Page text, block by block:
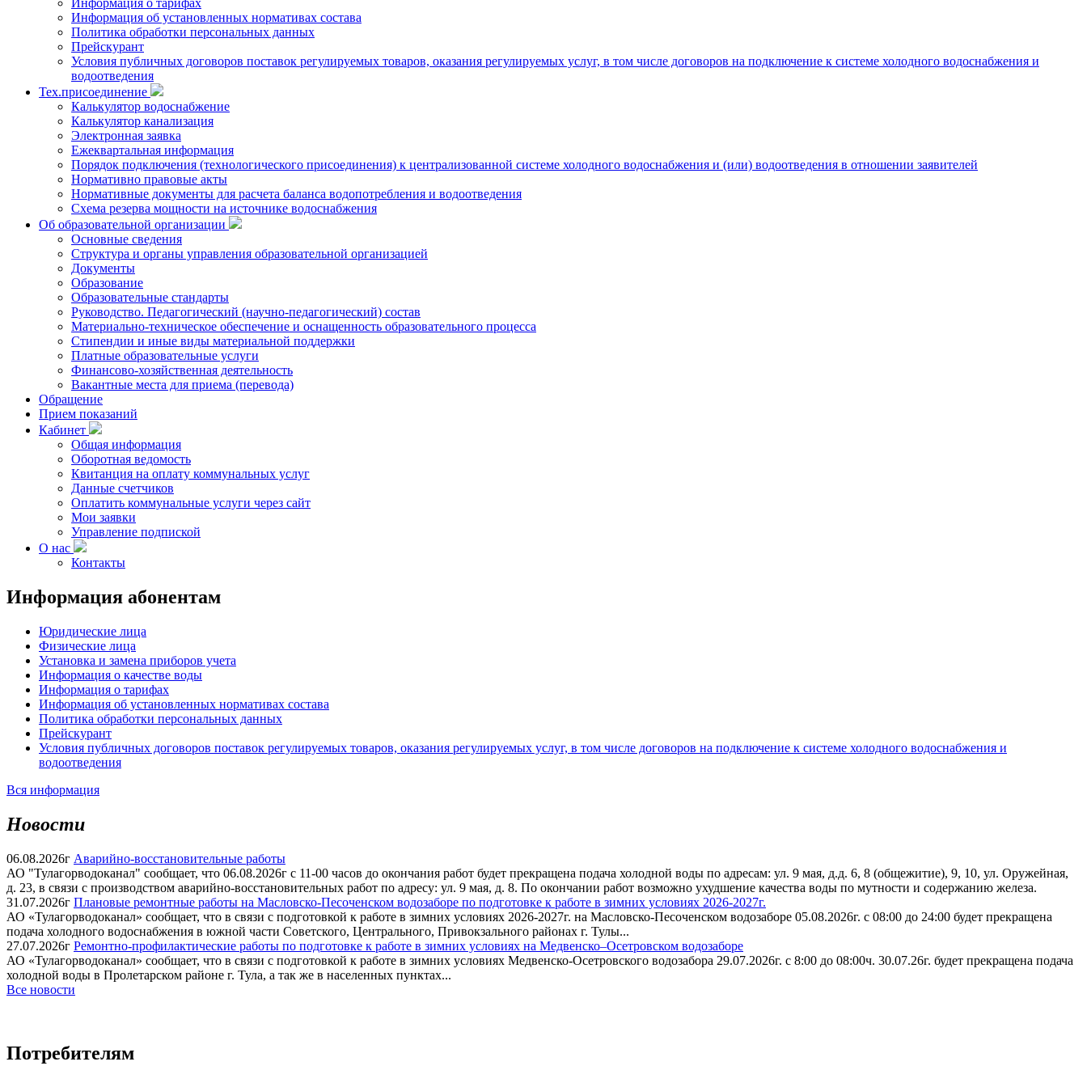
Информация о тарифах
Информация об установленных нормативах состава
Политика обработки персональных данных
Прейскурант
Условия публичных договоров поставок регулируемых товаров, оказания регулируемых услуг, в том числе договоров на подключение к системе холодного водоснабжения и
водоотведения
Тех.присоединение
Калькулятор водоснабжение
Калькулятор канализация
Электронная заявка
Ежеквартальная информация
Порядок подключения (технологического присоединения) к централизованной системе холодного водоснабжения и (или) водоотведения в отношении заявителей
Нормативно правовые акты
Нормативные документы для расчета баланса водопотребления и водоотведения
Схема резерва мощности на источнике водоснабжения
Об образовательной организации
Основные сведения
Структура и органы управления образовательной организацией
Документы
Образование
Образовательные стандарты
Руководство. Педагогический (научно-педагогический) состав
Материально-техническое обеспечение и оснащенность образовательного процесса
Стипендии и иные виды материальной поддержки
Платные образовательные услуги
Финансово-хозяйственная деятельность
Вакантные места для приема (перевода)
Обращение
Прием показаний
Кабинет
Общая информация
Оборотная ведомость
Квитанция на оплату коммунальных услуг
Данные счетчиков
Оплатить коммунальные услуги через сайт
Мои заявки
Управление подпиской
О нас
Контакты
Информация абонентам
Юридические лица
Физические лица
Установка и замена приборов учета
Информация о качестве воды
Информация о тарифах
Информация об установленных нормативах состава
Политика обработки персональных данных
Прейскурант
Условия публичных договоров поставок регулируемых товаров, оказания регулируемых услуг, в том числе договоров на подключение к системе холодного водоснабжения и
водоотведения
Вся информация
Новости
06.08.2026г Аварийно-восстановительные работы
АО "Тулагорводоканал" сообщает, что 06.08.2026г с 11-00 часов до окончания работ будет прекращена подача холодной воды по адресам: ул. 9 мая, д.д. 6, 8 (общежитие), 9, 10, ул. Оружейная,
д. 23, в связи с производством аварийно-восстановительных работ по адресу: ул. 9 мая, д. 8. По окончании работ возможно ухудшение качества воды по мутности и содержанию железа.
31.07.2026г Плановые ремонтные работы на Масловско-Песоченском водозаборе по подготовке к работе в зимних условиях 2026-2027г.
АО «Тулагорводоканал» сообщает, что в связи с подготовкой к работе в зимних условиях 2026-2027г. на Масловско-Песоченском водозаборе 05.08.2026г. с 08:00 до 24:00 будет прекращена
подача холодного водоснабжения в южной части Советского, Центрального, Привокзального районах г. Тулы...
27.07.2026г Ремонтно-профилактические работы по подготовке к работе в зимних условиях на Медвенско–Осетровском водозаборе
АО «Тулагорводоканал» сообщает, что в связи с подготовкой к работе в зимних условиях Медвенско-Осетровского водозабора 29.07.2026г. с 8:00 до 08:00ч. 30.07.26г. будет прекращена подача
холодной воды в Пролетарском районе г. Тула, а так же в населенных пунктах...
Все новости
Потребителям